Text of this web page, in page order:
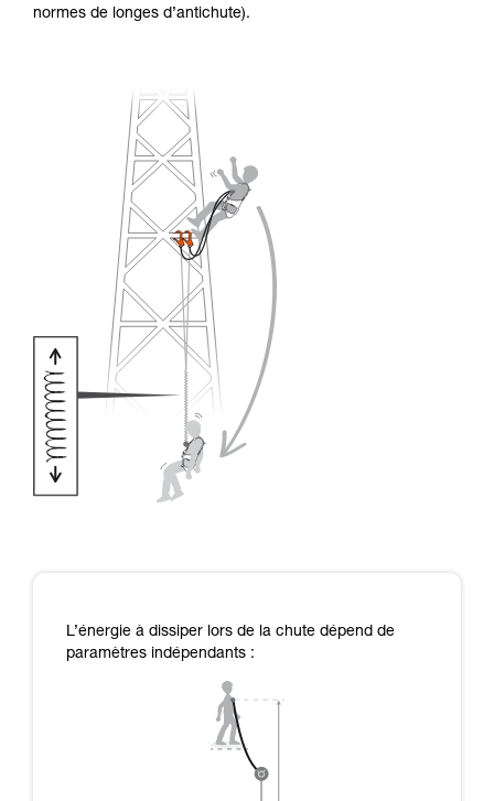
normes de longes d’antichute).
L’énergie à dissiper lors de la chute dépend de
paramètres indépendants :